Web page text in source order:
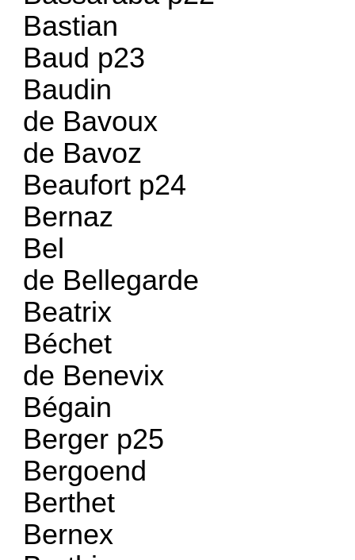
Bastian
Baud p23
Baudin
de Bavoux
de Bavoz
Beaufort p24
Bernaz
Bel
de Bellegarde
Beatrix
Béchet
de Benevix
Bégain
Berger p25
Bergoend
Berthet
Bernex